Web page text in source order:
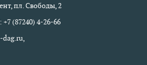
пл. Свободы, 2
(87240) 4-26-66
dag.ru,